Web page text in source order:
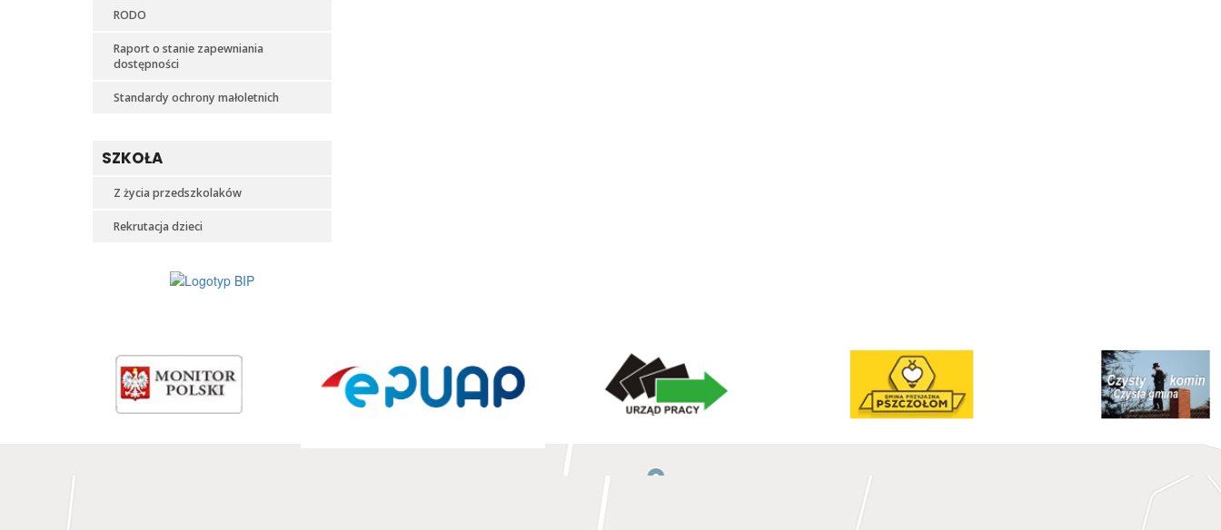
RODO
Raport o stanie zapewniania
dostępności
Standardy ochrony małoletnich
SZKOŁA
Z życia przedszkolaków
Rekrutacja dzieci